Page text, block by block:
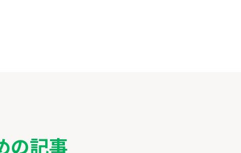
の記事